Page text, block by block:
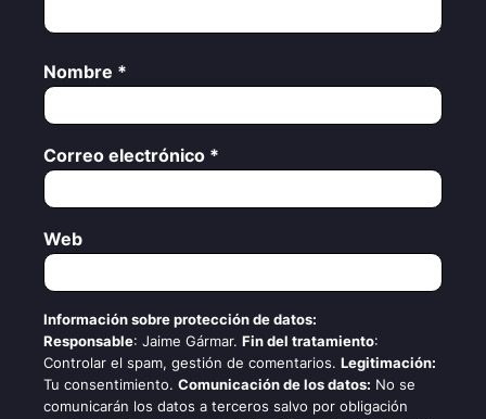
Nombre *
Correo electrónico *
Web
Información sobre protección de datos:
Responsable: Jaime Gármar. Fin del tratamiento:
Controlar el spam, gestión de comentarios. Legitimación:
Tu consentimiento. Comunicación de los datos: No se
comunicarán los datos a terceros salvo por obligación